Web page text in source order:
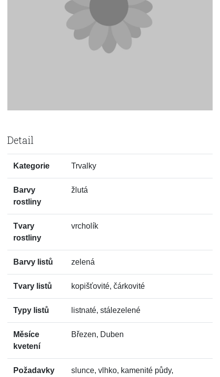
Detail
Kategorie Trvalky
Barvy
rostliny
žlutá
Tvary
rostliny
vrcholík
Barvy listů zelená
Tvary listů kopišťovité, čárkovité
Typy listů listnaté, stálezelené
Měsíce
kvetení
Březen, Duben
Požadavky
slunce, vlhko, kamenité půdy,